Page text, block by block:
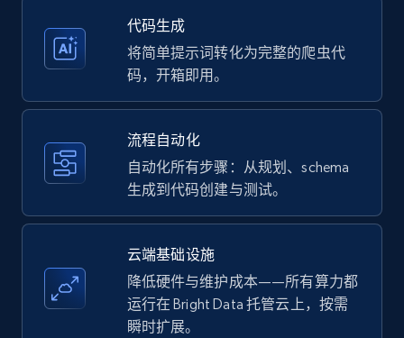
Amazon products - Collects products by
Title, Seller name, Brand, Description, Initial
price, Currency, Availability, Reviews count, and
Amazon products - find products by using
代码生成
将简单提示词转化为完整的爬虫代
码，开箱即用。
流程自动化
自动化所有步骤：从规划、schema
生成到代码创建与测试。
云端基础设施
降低硬件与维护成本——所有算力都
运行在 Bright Data 托管云上，按需
瞬时扩展。